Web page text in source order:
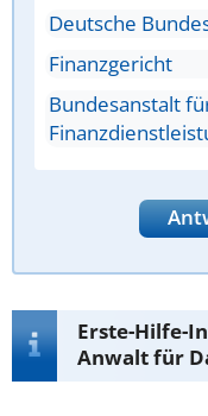
Deutsche
Finanzgericht
Bundesanstalt
Erste-Hilfe-
Anwalt für